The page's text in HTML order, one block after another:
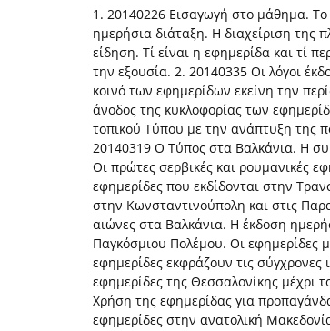
1. 20140226 Εισαγωγή στο μάθημα.
ημερήσια διάταξη. Η διαχείριση της
είδηση. Τί είναι η εφημερίδα και τί
την εξουσία. 2. 20140335 Οι λόγοι
κοινό των εφημερίδων εκείνη την
άνοδος της κυκλοφορίας των
τοπικού Τύπου με την ανάπτυξη της
20140319 Ο Τύπος στα Βαλκάνια. Η
Οι πρώτες σερβικές και ρουμανικές
εφημερίδες που εκδίδονται στην
στην Κωνσταντινούπολη και στις
αιώνες στα Βαλκάνια. Η έκδοση
Παγκόσμιου Πολέμου. Οι εφημερίδες
εφημερίδες εκφράζουν τις σύγχρονες
εφημερίδες της Θεσσαλονίκης μέχρι
Χρήση της εφημερίδας για
εφημερίδες στην ανατολική